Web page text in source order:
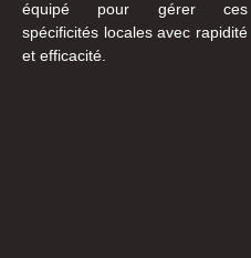
équipé pour gérer ces
spécificités locales avec rapidité
et efficacité.